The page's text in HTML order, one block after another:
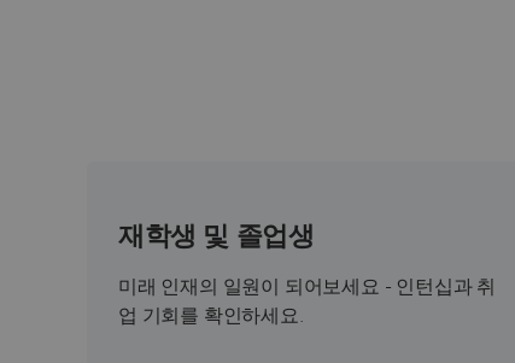
재학생 및 졸업생
미래 인재의 일원이 되어보세요 - 인턴십과 취
업 기회를 확인하세요.